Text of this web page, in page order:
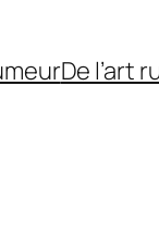
De l’art